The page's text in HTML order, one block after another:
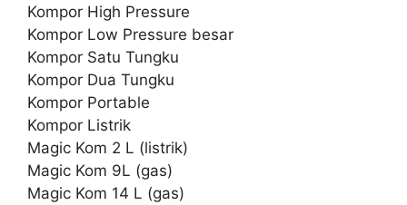
Kompor High Pressure
Kompor Low Pressure besar
Kompor Satu Tungku
Kompor Dua Tungku
Kompor Portable
Kompor Listrik
Magic Kom 2 L (listrik)
Magic Kom 9L (gas)
Magic Kom 14 L (gas)